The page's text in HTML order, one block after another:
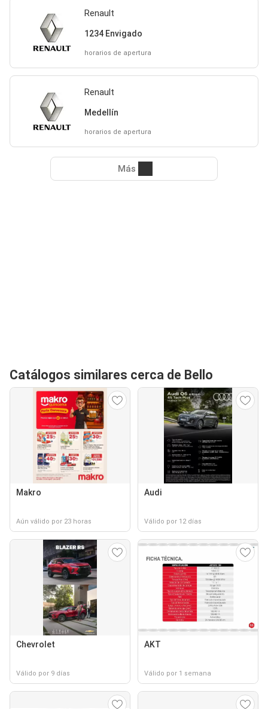
Renault
1234 Envigado
horarios de apertura
Renault
Medellín
horarios de apertura
Más
Catálogos similares cerca de Bello
Makro
Aún válido por 23 horas
Audi
Válido por 12 días
Chevrolet
Válido por 9 días
AKT
Válido por 1 semana